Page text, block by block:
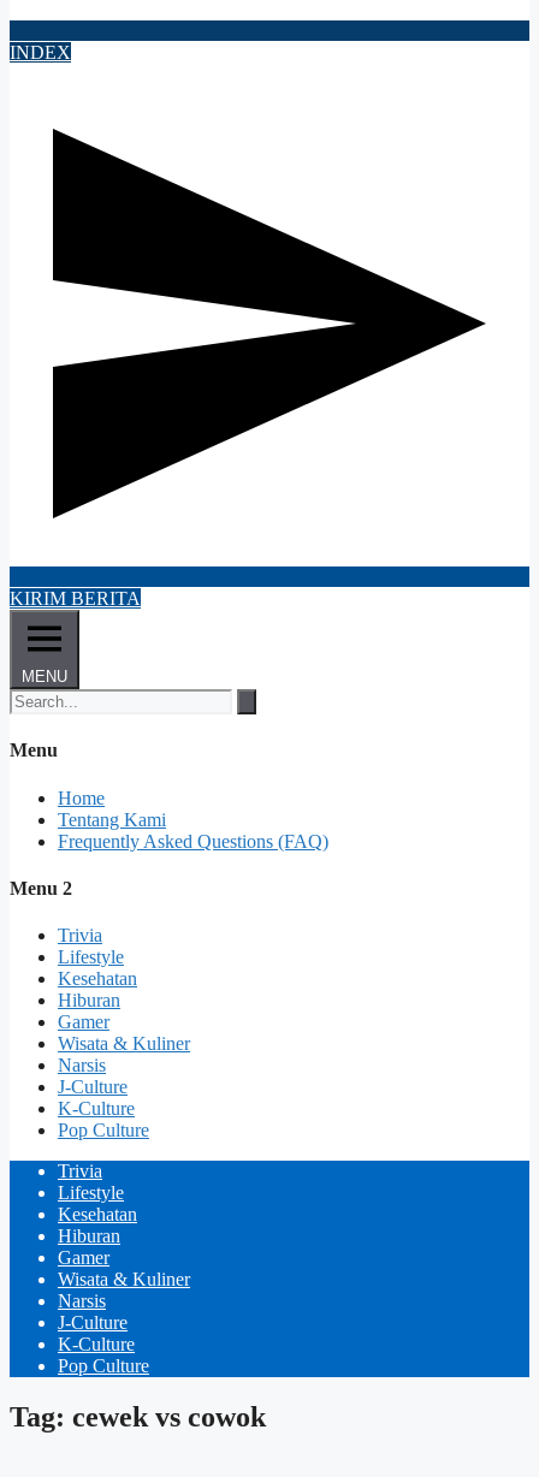
INDEX
KIRIM BERITA
MENU
Menu
Home
Tentang Kami
Frequently Asked Questions (FAQ)
Menu 2
Trivia
Lifestyle
Kesehatan
Hiburan
Gamer
Wisata & Kuliner
Narsis
J-Culture
K-Culture
Pop Culture
Trivia
Lifestyle
Kesehatan
Hiburan
Gamer
Wisata & Kuliner
Narsis
J-Culture
K-Culture
Pop Culture
Tag: cewek vs cowok